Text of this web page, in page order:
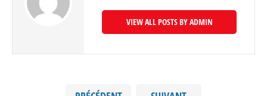
VIEW ALL POSTS BY ADMIN